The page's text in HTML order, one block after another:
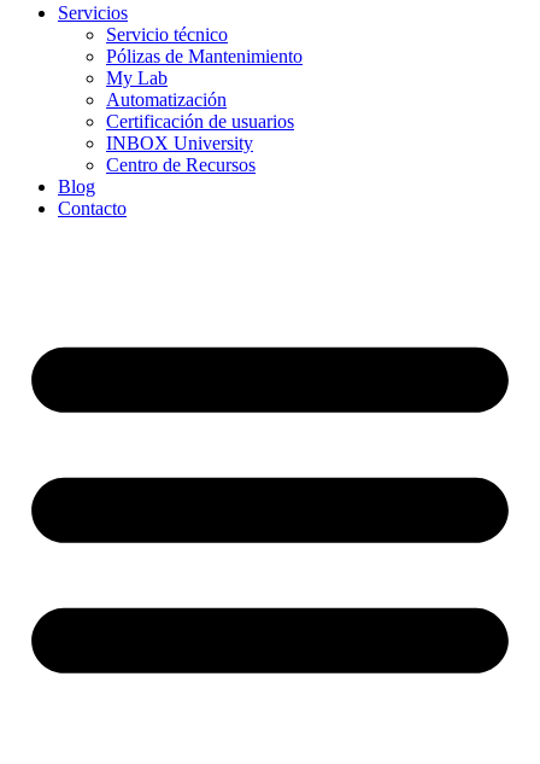
Servicios
Servicio técnico
Pólizas de Mantenimiento
My Lab
Automatización
Certificación de usuarios
INBOX University
Centro de Recursos
Blog
Contacto